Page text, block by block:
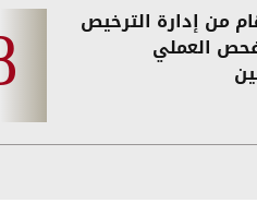
من إدارة الترخيص
العملي